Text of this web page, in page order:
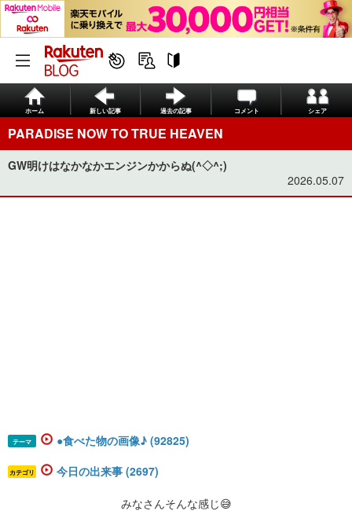
ホーム 新しい記事 過去の記事 コメント シェア
PARADISE NOW TO TRUE HEAVEN
GW明けはなかなかエンジンかからぬ(^◇^;)
2026.05.07
テーマ ●食べた物の画像♪ (92825)
カテゴリ 今日の出来事 (2697)
みなさんそんな感じ😅